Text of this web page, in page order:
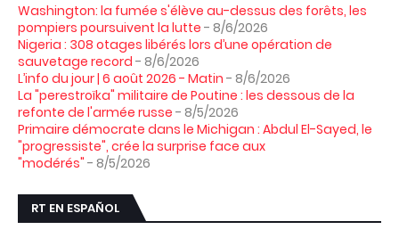
Washington: la fumée s'élève au-dessus des forêts, les
pompiers poursuivent la lutte - 8/6/2026
Nigeria : 308 otages libérés lors d’une opération de
sauvetage record - 8/6/2026
L’info du jour | 6 août 2026 - Matin - 8/6/2026
La "perestroïka" militaire de Poutine : les dessous de la
refonte de l'armée russe - 8/5/2026
Primaire démocrate dans le Michigan : Abdul El-Sayed, le
"progressiste", crée la surprise face aux
"modérés" - 8/5/2026
RT EN ESPAÑOL